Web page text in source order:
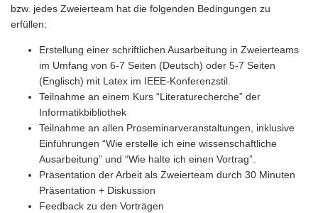
bzw. jedes Zweierteam hat die folgenden Bedingungen zu
erfüllen:
Erstellung einer schriftlichen Ausarbeitung in Zweierteams
im Umfang von 6-7 Seiten (Deutsch) oder 5-7 Seiten
(Englisch) mit Latex im IEEE-Konferenzstil.
Teilnahme an einem Kurs “Literaturecherche” der
Informatikbibliothek
Teilnahme an allen Proseminarveranstaltungen, inklusive
Einführungen “Wie erstelle ich eine wissenschaftliche
Ausarbeitung” und “Wie halte ich einen Vortrag”.
Präsentation der Arbeit als Zweierteam durch 30 Minuten
Präsentation + Diskussion
Feedback zu den Vorträgen